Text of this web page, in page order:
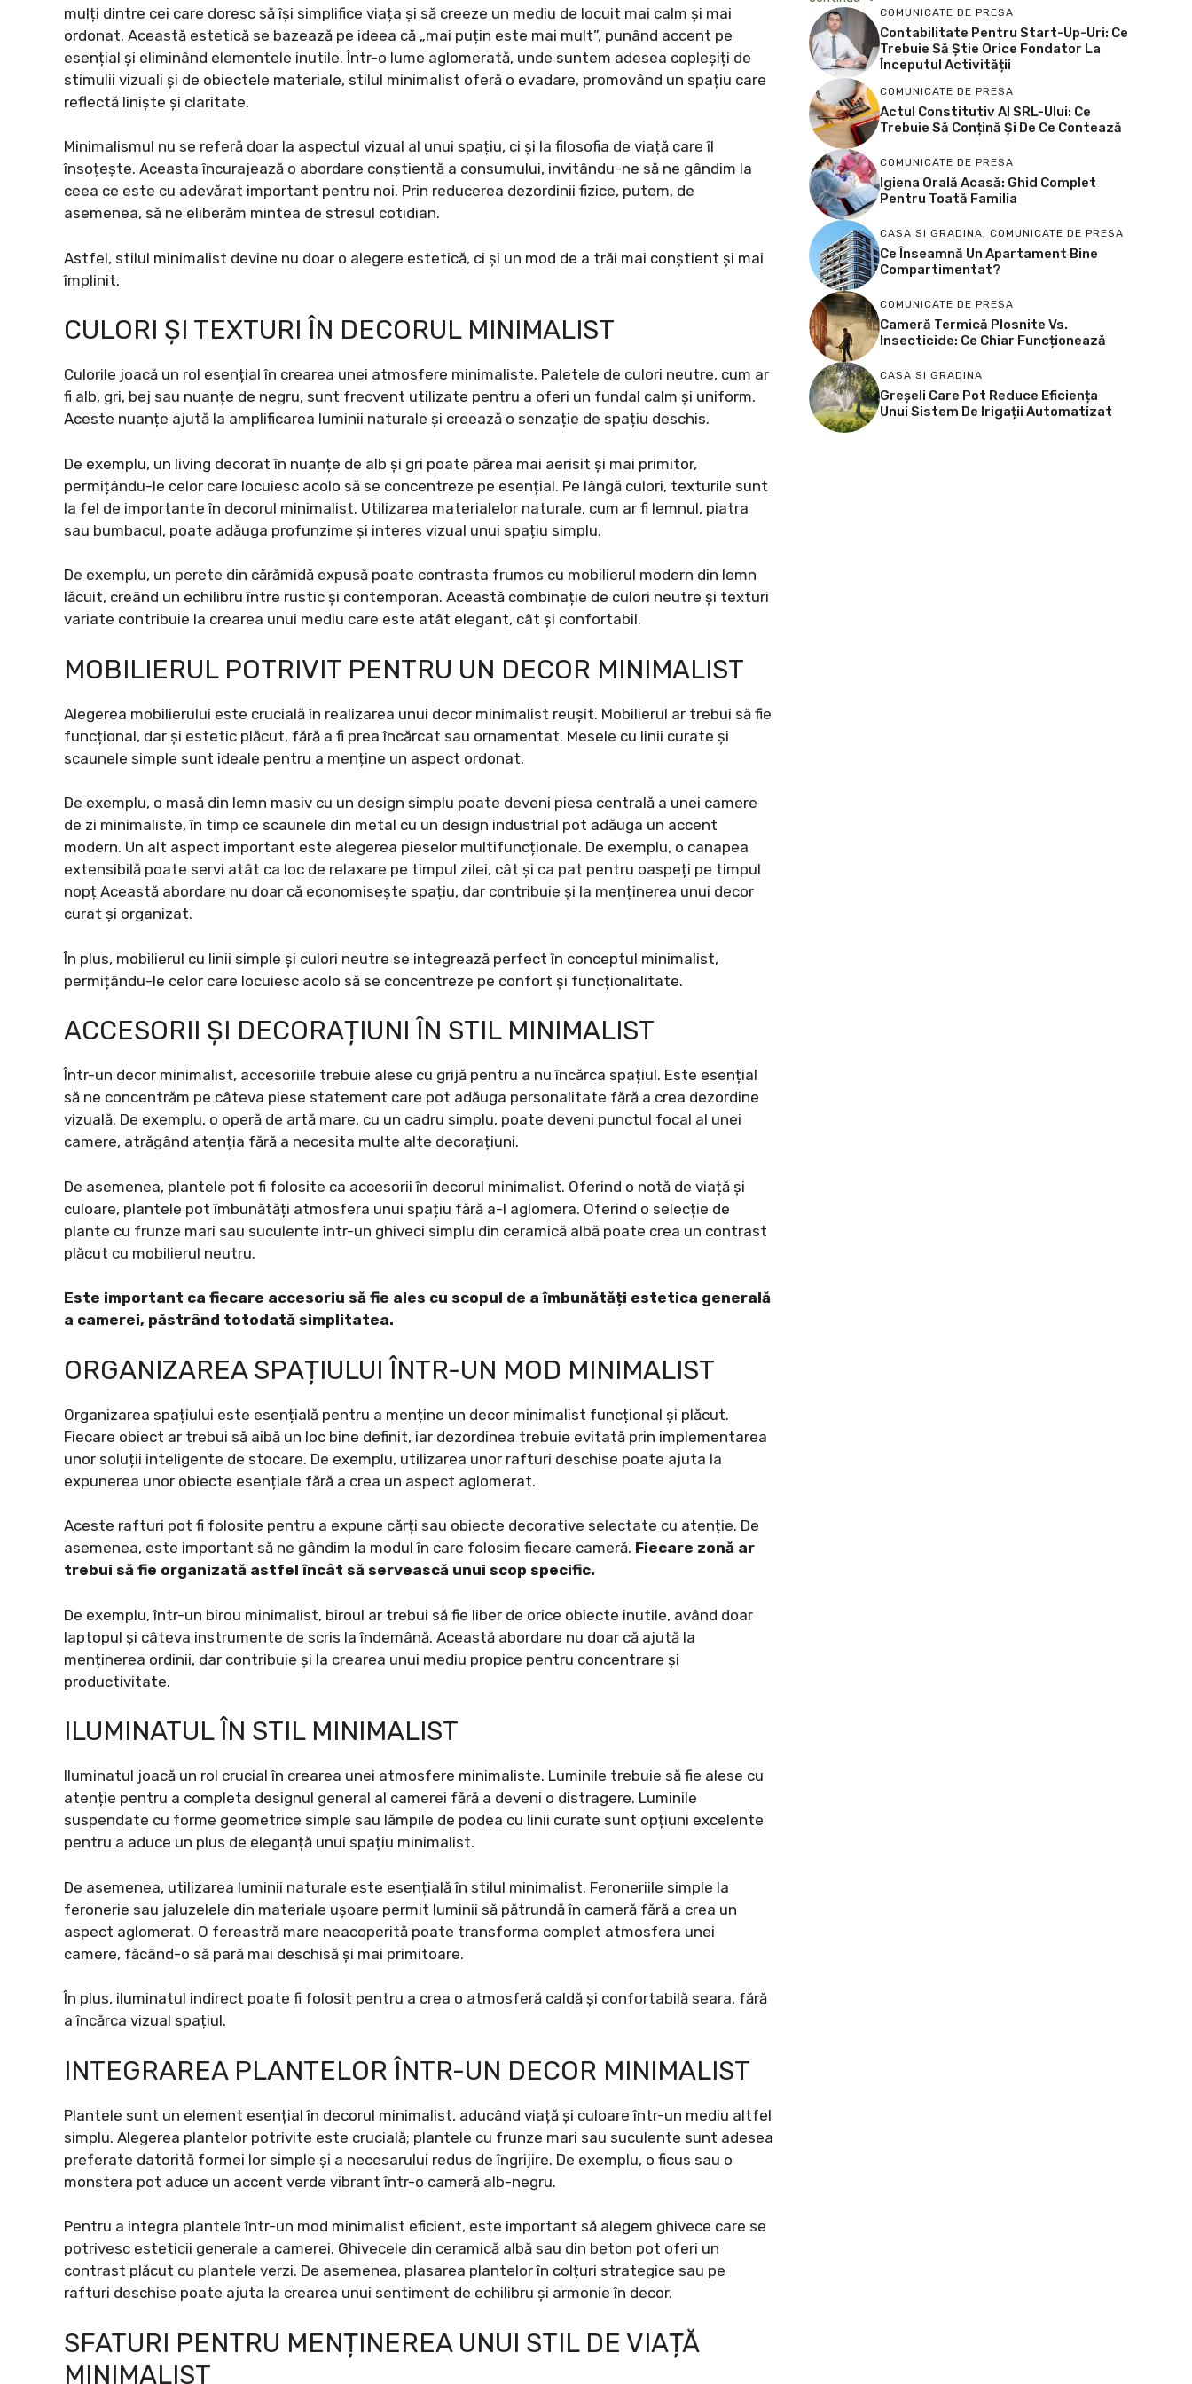
mulți dintre cei care doresc să își simplifice viața și să creeze un mediu de locuit mai calm și mai
ordonat. Această estetică se bazează pe ideea că „mai puțin este mai mult”, punând accent pe
esențial și eliminând elementele inutile. Într-o lume aglomerată, unde suntem adesea copleșiți de
stimulii vizuali și de obiectele materiale, stilul minimalist oferă o evadare, promovând un spațiu care
reflectă liniște și claritate.
Minimalismul nu se referă doar la aspectul vizual al unui spațiu, ci și la filosofia de viață care îl
însoțește. Aceasta încurajează o abordare conștientă a consumului, invitându-ne să ne gândim la
ceea ce este cu adevărat important pentru noi. Prin reducerea dezordinii fizice, putem, de
asemenea, să ne eliberăm mintea de stresul cotidian.
Astfel, stilul minimalist devine nu doar o alegere estetică, ci și un mod de a trăi mai conștient și mai
împlinit.
CULORI ȘI TEXTURI ÎN DECORUL MINIMALIST
Culorile joacă un rol esențial în crearea unei atmosfere minimaliste. Paletele de culori neutre, cum ar
fi alb, gri, bej sau nuanțe de negru, sunt frecvent utilizate pentru a oferi un fundal calm și uniform.
Aceste nuanțe ajută la amplificarea luminii naturale și creează o senzație de spațiu deschis.
De exemplu, un living decorat în nuanțe de alb și gri poate părea mai aerisit și mai primitor,
permițându-le celor care locuiesc acolo să se concentreze pe esențial. Pe lângă culori, texturile sunt
la fel de importante în decorul minimalist. Utilizarea materialelor naturale, cum ar fi lemnul, piatra
sau bumbacul, poate adăuga profunzime și interes vizual unui spațiu simplu.
De exemplu, un perete din cărămidă expusă poate contrasta frumos cu mobilierul modern din lemn
lăcuit, creând un echilibru între rustic și contemporan. Această combinație de culori neutre și texturi
variate contribuie la crearea unui mediu care este atât elegant, cât și confortabil.
MOBILIERUL POTRIVIT PENTRU UN DECOR MINIMALIST
Alegerea mobilierului este crucială în realizarea unui decor minimalist reușit. Mobilierul ar trebui să fie
funcțional, dar și estetic plăcut, fără a fi prea încărcat sau ornamentat. Mesele cu linii curate și
scaunele simple sunt ideale pentru a menține un aspect ordonat.
De exemplu, o masă din lemn masiv cu un design simplu poate deveni piesa centrală a unei camere
de zi minimaliste, în timp ce scaunele din metal cu un design industrial pot adăuga un accent
modern. Un alt aspect important este alegerea pieselor multifuncționale. De exemplu, o canapea
extensibilă poate servi atât ca loc de relaxare pe timpul zilei, cât și ca pat pentru oaspeți pe timpul
nopț Această abordare nu doar că economisește spațiu, dar contribuie și la menținerea unui decor
curat și organizat.
În plus, mobilierul cu linii simple și culori neutre se integrează perfect în conceptul minimalist,
permițându-le celor care locuiesc acolo să se concentreze pe confort și funcționalitate.
ACCESORII ȘI DECORAȚIUNI ÎN STIL MINIMALIST
Într-un decor minimalist, accesoriile trebuie alese cu grijă pentru a nu încărca spațiul. Este esențial
să ne concentrăm pe câteva piese statement care pot adăuga personalitate fără a crea dezordine
vizuală. De exemplu, o operă de artă mare, cu un cadru simplu, poate deveni punctul focal al unei
camere, atrăgând atenția fără a necesita multe alte decorațiuni.
De asemenea, plantele pot fi folosite ca accesorii în decorul minimalist. Oferind o notă de viață și
culoare, plantele pot îmbunătăți atmosfera unui spațiu fără a-l aglomera. Oferind o selecție de
plante cu frunze mari sau suculente într-un ghiveci simplu din ceramică albă poate crea un contrast
plăcut cu mobilierul neutru.
Este important ca fiecare accesoriu să fie ales cu scopul de a îmbunătăți estetica generală
a camerei, păstrând totodată simplitatea.
ORGANIZAREA SPAȚIULUI ÎNTR-UN MOD MINIMALIST
Organizarea spațiului este esențială pentru a menține un decor minimalist funcțional și plăcut.
Fiecare obiect ar trebui să aibă un loc bine definit, iar dezordinea trebuie evitată prin implementarea
unor soluții inteligente de stocare. De exemplu, utilizarea unor rafturi deschise poate ajuta la
expunerea unor obiecte esențiale fără a crea un aspect aglomerat.
Aceste rafturi pot fi folosite pentru a expune cărți sau obiecte decorative selectate cu atenție. De
asemenea, este important să ne gândim la modul în care folosim fiecare cameră. Fiecare zonă ar
trebui să fie organizată astfel încât să servească unui scop specific.
De exemplu, într-un birou minimalist, biroul ar trebui să fie liber de orice obiecte inutile, având doar
laptopul și câteva instrumente de scris la îndemână. Această abordare nu doar că ajută la
menținerea ordinii, dar contribuie și la crearea unui mediu propice pentru concentrare și
productivitate.
ILUMINATUL ÎN STIL MINIMALIST
Iluminatul joacă un rol crucial în crearea unei atmosfere minimaliste. Luminile trebuie să fie alese cu
atenție pentru a completa designul general al camerei fără a deveni o distragere. Luminile
suspendate cu forme geometrice simple sau lămpile de podea cu linii curate sunt opțiuni excelente
pentru a aduce un plus de eleganță unui spațiu minimalist.
De asemenea, utilizarea luminii naturale este esențială în stilul minimalist. Feroneriile simple la
feronerie sau jaluzelele din materiale ușoare permit luminii să pătrundă în cameră fără a crea un
aspect aglomerat. O fereastră mare neacoperită poate transforma complet atmosfera unei
camere, făcând-o să pară mai deschisă și mai primitoare.
În plus, iluminatul indirect poate fi folosit pentru a crea o atmosferă caldă și confortabilă seara, fără
a încărca vizual spațiul.
INTEGRAREA PLANTELOR ÎNTR-UN DECOR MINIMALIST
Plantele sunt un element esențial în decorul minimalist, aducând viață și culoare într-un mediu altfel
simplu. Alegerea plantelor potrivite este crucială; plantele cu frunze mari sau suculente sunt adesea
preferate datorită formei lor simple și a necesarului redus de îngrijire. De exemplu, o ficus sau o
monstera pot aduce un accent verde vibrant într-o cameră alb-negru.
Pentru a integra plantele într-un mod minimalist eficient, este important să alegem ghivece care se
potrivesc esteticii generale a camerei. Ghivecele din ceramică albă sau din beton pot oferi un
contrast plăcut cu plantele verzi. De asemenea, plasarea plantelor în colțuri strategice sau pe
rafturi deschise poate ajuta la crearea unui sentiment de echilibru și armonie în decor.
SFATURI PENTRU MENȚINEREA UNUI STIL DE VIAȚĂ
MINIMALIST
COMUNICATE DE PRESA
Contabilitate Pentru Start-Up-Uri: Ce
Trebuie Să Știe Orice Fondator La
Începutul Activității
COMUNICATE DE PRESA
Actul Constitutiv Al SRL-Ului: Ce
Trebuie Să Conțină Și De Ce Contează
COMUNICATE DE PRESA
Igiena Orală Acasă: Ghid Complet
Pentru Toată Familia
CASA SI GRADINA, COMUNICATE DE PRESA
Ce Înseamnă Un Apartament Bine
Compartimentat?
COMUNICATE DE PRESA
Cameră Termică Plosnite Vs.
Insecticide: Ce Chiar Funcționează
CASA SI GRADINA
Greșeli Care Pot Reduce Eficiența
Unui Sistem De Irigații Automatizat